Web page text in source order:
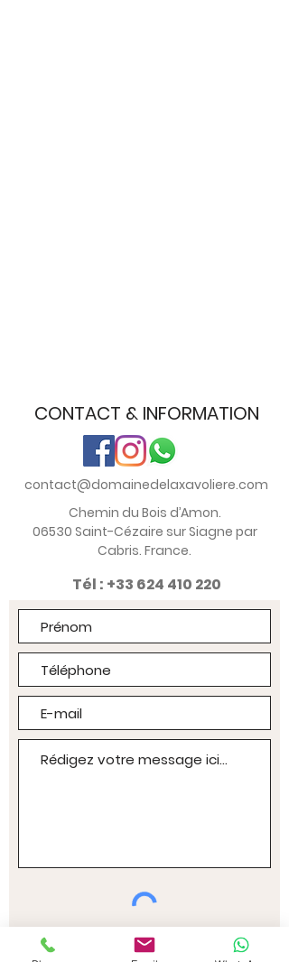
CONTACT & INFORMATION
contact@domainedelaxavoliere.com
Chemin du Bois d’Amon.
06530 Saint-Cézaire sur Siagne par
Cabris. France.
Tél : +33 624 410 220
J’accepte les termes et
conditions